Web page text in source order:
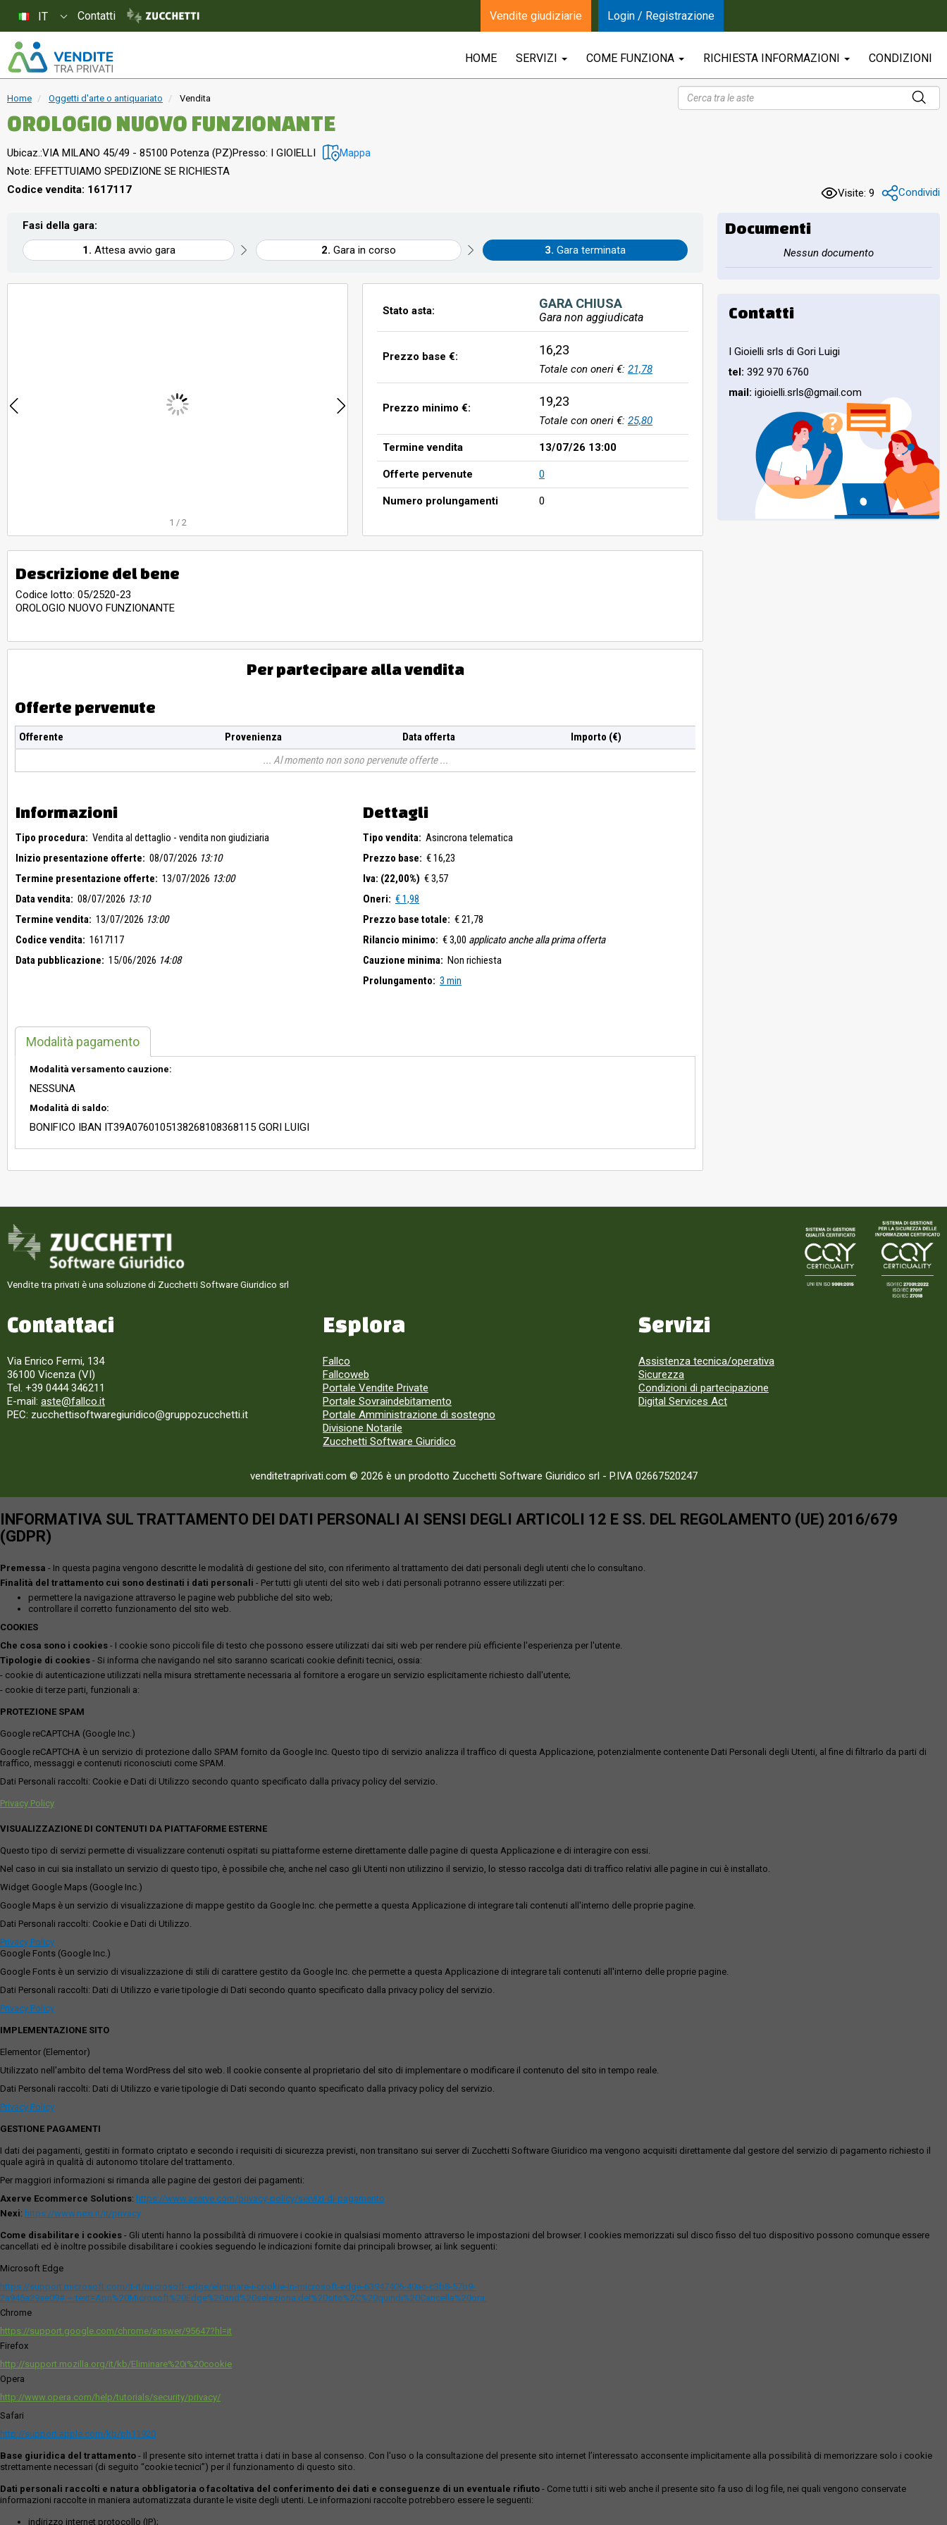
HOME SERVIZI COME FUNZIONA RICHIESTA INFORMAZIONI CONDIZIONI
Home Oggetti d'arte o antiquariato Vendita
OROLOGIO NUOVO FUNZIONANTE
Ubicaz.:VIA MILANO 45/49 - 85100 Potenza (PZ)Presso: I GIOIELLI Mappa
Note: EFFETTUIAMO SPEDIZIONE SE RICHIESTA
Codice vendita: 1617117
Visite: 9 Condividi
Fasi della gara:
Attesa avvio gara
Gara in corso Gara terminata
1 / 2
Stato asta: GARA CHIUSA
Gara non aggiudicata
Prezzo base €: 16,23
Totale con oneri €: 21,78
Prezzo minimo €: 19,23
Totale con oneri €: 25,80
Termine vendita 13/07/26 13:00
Offerte pervenute 0
Numero prolungamenti 0
Descrizione del bene
Codice lotto: 05/2520-23
OROLOGIO NUOVO FUNZIONANTE
Per partecipare alla vendita
Offerte pervenute
Offerente Provenienza Data offerta
Importo (€)
Al momento non sono pervenute offerte
Informazioni
Tipo procedura: Vendita al dettaglio - vendita non giudiziaria
Inizio presentazione offerte: 08/07/2026 13:10
Termine presentazione offerte: 13/07/2026 13:00
Data vendita: 08/07/2026 13:10
Termine vendita: 13/07/2026 13:00
Codice vendita: 1617117
Data pubblicazione: 15/06/2026 14:08
Dettagli
Tipo vendita: Asincrona telematica
Prezzo base: € 16,23
Iva: (22,00%) € 3,57
Oneri: € 1,98
Prezzo base totale: € 21,78
Rilancio minimo: € 3,00 applicato anche alla prima offerta
Cauzione minima: Non richiesta
Prolungamento: 3 min
Modalità pagamento
Modalità versamento cauzione:
NESSUNA
Modalità di saldo:
BONIFICO IBAN IT39A0760105138268108368115 GORI LUIGI
Documenti
Nessun documento
Contatti
I Gioielli srls di Gori Luigi
tel: 392 970 6760
mail: igioielli.srls@gmail.com
Vendite tra privati è una soluzione di Zucchetti Software Giuridico srl
Contattaci
Via Enrico Fermi, 134
36100 Vicenza (VI)
Tel. +39 0444 346211
E-mail: aste@fallco.it
PEC: zucchettisoftwaregiuridico@gruppozucchetti.it
Esplora
Fallco
Fallcoweb
Portale Vendite Private
Portale Sovraindebitamento
Portale Amministrazione di sostegno
Divisione Notarile
Zucchetti Software Giuridico
Servizi
Assistenza tecnica/operativa
Sicurezza
Condizioni di partecipazione
Digital Services Act
venditetraprivati.com © 2026 è un prodotto Zucchetti Software Giuridico srl - P.IVA 02667520247
IT Contatti Vendite giudiziarie Login / Registrazione
INFORMATIVA SUL TRATTAMENTO DEI DATI PERSONALI AI SENSI DEGLI ARTICOLI 12 E SS. DEL REGOLAMENTO (UE) 2016/679
(GDPR)
Premessa - In questa pagina vengono descritte le modalità di gestione del sito, con riferimento al trattamento dei dati personali degli utenti che lo consultano.
Finalità del trattamento cui sono destinati i dati personali - Per tutti gli utenti del sito web i dati personali potranno essere utilizzati per:
permettere la navigazione attraverso le pagine web pubbliche del sito web;
controllare il corretto funzionamento del sito web.
COOKIES
Che cosa sono i cookies - I cookie sono piccoli file di testo che possono essere utilizzati dai siti web per rendere più efficiente l'esperienza per l'utente.
Tipologie di cookies - Si informa che navigando nel sito saranno scaricati cookie definiti tecnici, ossia:
- cookie di autenticazione utilizzati nella misura strettamente necessaria al fornitore a erogare un servizio esplicitamente richiesto dall'utente;
- cookie di terze parti, funzionali a:
PROTEZIONE SPAM
Google reCAPTCHA (Google Inc.)
Google reCAPTCHA è un servizio di protezione dallo SPAM fornito da Google Inc. Questo tipo di servizio analizza il traffico di questa Applicazione, potenzialmente contenente Dati Personali degli Utenti, al fine di filtrarlo da parti di
traffico, messaggi e contenuti riconosciuti come SPAM.
Dati Personali raccolti: Cookie e Dati di Utilizzo secondo quanto specificato dalla privacy policy del servizio.
Privacy Policy
VISUALIZZAZIONE DI CONTENUTI DA PIATTAFORME ESTERNE
Questo tipo di servizi permette di visualizzare contenuti ospitati su piattaforme esterne direttamente dalle pagine di questa Applicazione e di interagire con essi.
Nel caso in cui sia installato un servizio di questo tipo, è possibile che, anche nel caso gli Utenti non utilizzino il servizio, lo stesso raccolga dati di traffico relativi alle pagine in cui è installato.
Widget Google Maps (Google Inc.)
Google Maps è un servizio di visualizzazione di mappe gestito da Google Inc. che permette a questa Applicazione di integrare tali contenuti all'interno delle proprie pagine.
Dati Personali raccolti: Cookie e Dati di Utilizzo.
Privacy Policy
Google Fonts (Google Inc.)
Google Fonts è un servizio di visualizzazione di stili di carattere gestito da Google Inc. che permette a questa Applicazione di integrare tali contenuti all'interno delle proprie pagine.
Dati Personali raccolti: Dati di Utilizzo e varie tipologie di Dati secondo quanto specificato dalla privacy policy del servizio.
Privacy Policy
IMPLEMENTAZIONE SITO
Elementor (Elementor)
Utilizzato nell'ambito del tema WordPress del sito web. Il cookie consente al proprietario del sito di implementare o modificare il contenuto del sito in tempo reale.
Dati Personali raccolti: Dati di Utilizzo e varie tipologie di Dati secondo quanto specificato dalla privacy policy del servizio.
Privacy Policy
GESTIONE PAGAMENTI
I dati dei pagamenti, gestiti in formato criptato e secondo i requisiti di sicurezza previsti, non transitano sui server di Zucchetti Software Giuridico ma vengono acquisiti direttamente dal gestore del servizio di pagamento richiesto il
quale agirà in qualità di autonomo titolare del trattamento.
Per maggiori informazioni si rimanda alle pagine dei gestori dei pagamenti:
Axerve Ecommerce Solutions: https://www.axerve.com/privacy-policy/servizi-di-pagamento
Nexi: https://www.nexi.it/it/privacy
Come disabilitare i cookies - Gli utenti hanno la possibilità di rimuovere i cookie in qualsiasi momento attraverso le impostazioni del browser. I cookies memorizzati sul disco fisso del tuo dispositivo possono comunque essere
cancellati ed è inoltre possibile disabilitare i cookies seguendo le indicazioni fornite dai principali browser, ai link seguenti:
Microsoft Edge
https://support.microsoft.com/it-it/microsoft-edge/eliminare-i-cookie-in-microsoft-edge-63947406-40ac-c3b8-57b9-
2a946a29ae09#:~:text=Apri%20Microsoft%20Edge%20and%20seleziona,del%20sito%2C%20quindi%20Cancella%20ora.
Chrome
https://support.google.com/chrome/answer/95647?hl=it
Firefox
http://support.mozilla.org/it/kb/Eliminare%20i%20cookie
Opera
http://www.opera.com/help/tutorials/security/privacy/
Safari
http://support.apple.com/kb/ph11920
Base giuridica del trattamento - Il presente sito internet tratta i dati in base al consenso. Con l'uso o la consultazione del presente sito internet l’interessato acconsente implicitamente alla possibilità di memorizzare solo i cookie
strettamente necessari (di seguito “cookie tecnici”) per il funzionamento di questo sito.
Dati personali raccolti e natura obbligatoria o facoltativa del conferimento dei dati e conseguenze di un eventuale rifiuto - Come tutti i siti web anche il presente sito fa uso di log file, nei quali vengono conservate
informazioni raccolte in maniera automatizzata durante le visite degli utenti. Le informazioni raccolte potrebbero essere le seguenti:
indirizzo internet protocollo (IP);